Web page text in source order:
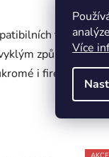
Více
tonerů.
způsobem
i firemní